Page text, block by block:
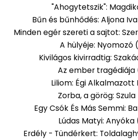
"Ahogytetszik":
Bűn és bűnhődés: Aljona
Minden egér szereti a sajtot:
A hülyéje: Nyomozó
Kivilágos kivirradtig:
Az ember tragédiája
Liliom: Égi Alkalmazott
Zorba, a görög: Szula
Egy Csók És Más Semmi:
Lúdas Matyi: Anyóka
Erdély - Tündérkert: